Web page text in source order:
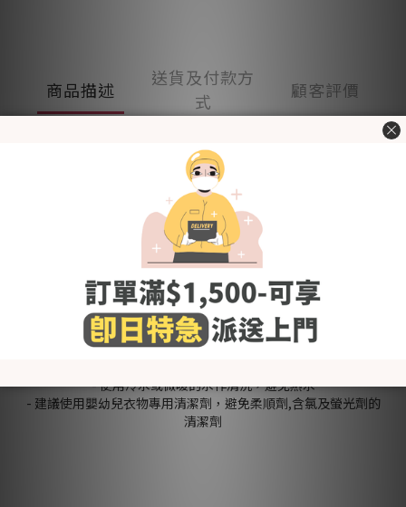
商品描述
送貨及付款方
式
顧客評價
- Made in Korea -
棉質網眼織物，質地柔軟無刺激。適合夏天使用~
保護BB肌膚，防止因為指甲問題劃傷~
橡筋鬆緊適中
為寶寶溫暖小手
經韓國官方KC認證，用得更安心
[Fabric] 97% 棉 3% 尼龍
[Style] 基本
[Color] 棕櫚樹 Palm Trees
[Size (in cm)] Free Size
洗滌建議
- 使用冷水或微暖的水作清洗，避免熱水
- 建議使用嬰幼兒衣物專用清潔劑，避免柔順劑,含氯及螢光劑的
清潔劑